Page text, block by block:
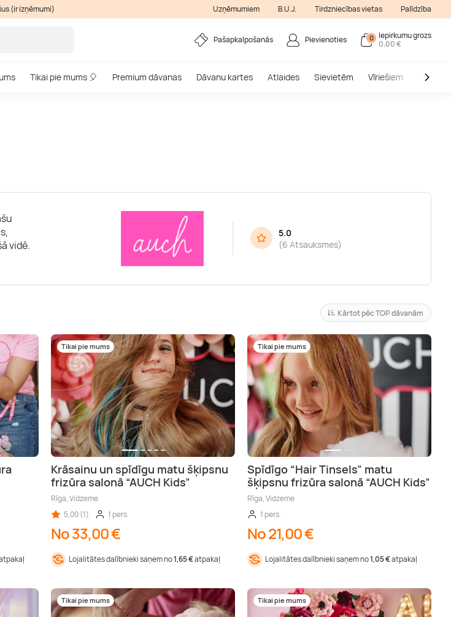
(ir izņēmumi) Uzņēmumiem B.U.J. Tirdzniecības vietas Palīdzība
Pašapkalpošanās Pievienoties 0
Iepirkumu grozs
0,00 €
Tikai pie mums 🎈 Premium dāvanas Dāvanu kartes Atlaides Sievietēm Vīriešiem Outlet
vidē.
5.0
(6 Atsauksmes)
Kārtot pēc TOP dāvanām
Tikai pie mums
Krāsainu un spīdīgu matu šķipsnu
frizūra salonā “AUCH Kids”
Rīga, Vidzeme
5,00 (1)
1 pers.
No 33,00 €
Lojalitātes dalībnieki saņem no1,65 €atpakaļ
Tikai pie mums
Spīdīgo “Hair Tinsels” matu
šķipsnu frizūra salonā “AUCH Kids”
Rīga, Vidzeme
1 pers.
No 21,00 €
Lojalitātes dalībnieki saņem no1,05 €atpakaļ
Tikai pie mums Tikai pie mums